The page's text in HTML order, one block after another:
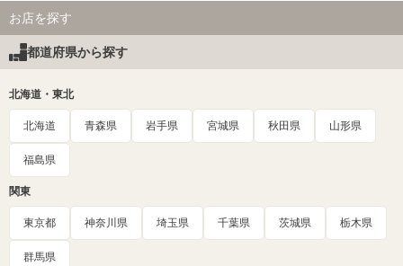
お店を探す
都道府県から探す
北海道・東北
北海道 青森県 岩手県 宮城県 秋田県 山形県
福島県
関東
東京都 神奈川県 埼玉県 千葉県 茨城県 栃木県
群馬県